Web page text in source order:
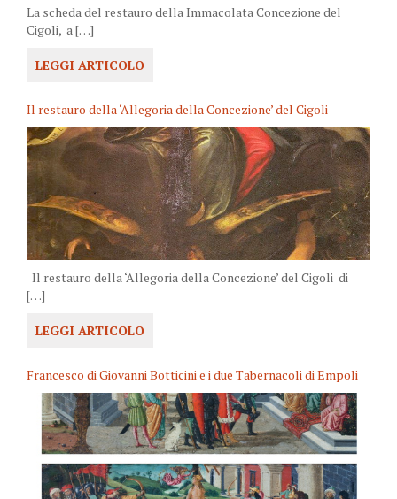
La scheda del restauro della Immacolata Concezione del
Cigoli, a […]
LEGGI ARTICOLO
Il restauro della ‘Allegoria della Concezione’ del Cigoli
Il restauro della ‘Allegoria della Concezione’ del Cigoli di
[…]
LEGGI ARTICOLO
Francesco di Giovanni Botticini e i due Tabernacoli di Empoli